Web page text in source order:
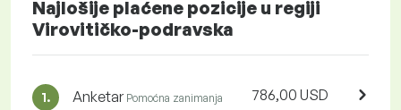
Najlošije plaćene pozicije u regiji
Virovitičko-podravska
1. Anketar Pomoćna zanimanja 786,00 USD